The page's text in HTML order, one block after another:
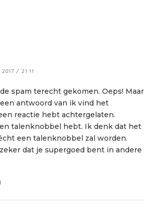
/ 21:11
spam terecht gekomen. Oeps! Maar
antwoord van ik vind het
reactie hebt achtergelaten.
talenknobbel hebt. Ik denk dat het
een talenknobbel zal worden.
dat je supergoed bent in andere